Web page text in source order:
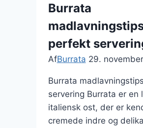
Burrata
perfekt
AfBurrata 29.
Burrata
servering Burrata er en
italiensk ost, der er
cremede indre og